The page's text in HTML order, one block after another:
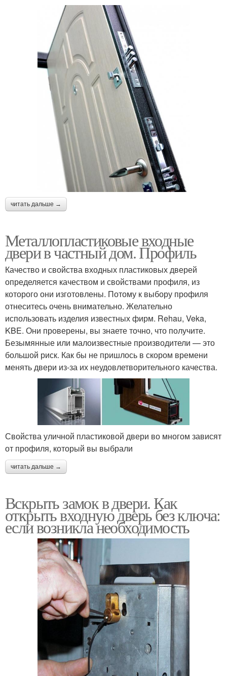
читать дальше →
Металлопластиковые входные
двери в частный дом. Профиль
Качество и свойства входных пластиковых дверей
определяется качеством и свойствами профиля, из
которого они изготовлены. Потому к выбору профиля
отнеситесь очень внимательно. Желательно
использовать изделия известных фирм. Rehau, Veka,
KBE. Они проверены, вы знаете точно, что получите.
Безымянные или малоизвестные производители — это
большой риск. Как бы не пришлось в скором времени
менять двери из-за их неудовлетворительного качества.
Свойства уличной пластиковой двери во многом зависят
от профиля, который вы выбрали
читать дальше →
Вскрыть замок в двери. Как
открыть входную дверь без ключа:
если возникла необходимость